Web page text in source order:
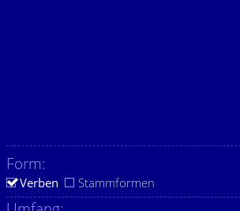
Form:
Verben Stammformen